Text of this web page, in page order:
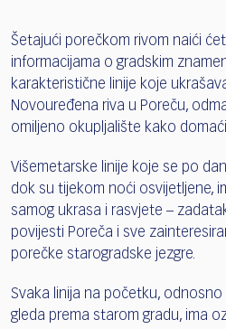
Šetajući porečkom rivom naići
informacijama o gradskim
karakteristične linije koje
Novouređena riva u Poreču,
omiljeno okupljalište kako
Višemetarske linije koje se po
dok su tijekom noći osvijetljene,
samog ukrasa i rasvjete –
povijesti Poreča i sve
porečke starogradske jezgre.
Svaka linija na početku,
gleda prema starom gradu, ima